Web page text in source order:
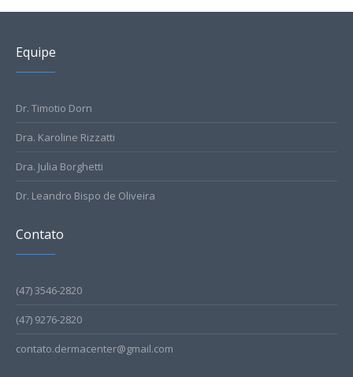
Equipe
Dr. Timotio Dorn
Dra. Karoline Rizzatti
Dra. Julia Borghetti
Dr. Leandro Bispo de Oliveira
Contato
(47) 3546-2820
(47) 9276-2820
contato.dermacenter@gmail.com